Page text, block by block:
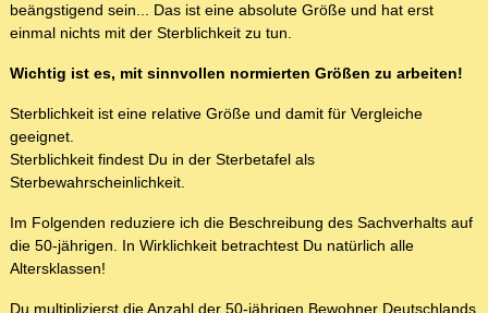
beängstigend sein... Das ist eine absolute Größe und hat erst
einmal nichts mit der Sterblichkeit zu tun.
Wichtig ist es, mit sinnvollen normierten Größen zu arbeiten!
Sterblichkeit ist eine relative Größe und damit für Vergleiche
geeignet.
Sterblichkeit findest Du in der Sterbetafel als
Sterbewahrscheinlichkeit.
Im Folgenden reduziere ich die Beschreibung des Sachverhalts auf
die 50-jährigen. In Wirklichkeit betrachtest Du natürlich alle
Altersklassen!
Du multiplizierst die Anzahl der 50-jährigen Bewohner Deutschlands